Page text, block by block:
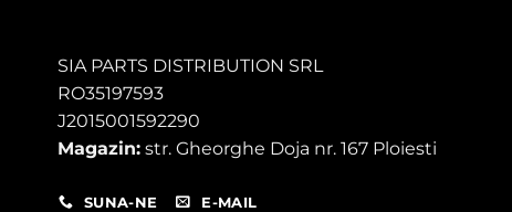
SIA PARTS DISTRIBUTION SRL
RO35197593
J2015001592290
Magazin: str. Gheorghe Doja nr. 167 Ploiesti
SUNA-NE E-MAIL